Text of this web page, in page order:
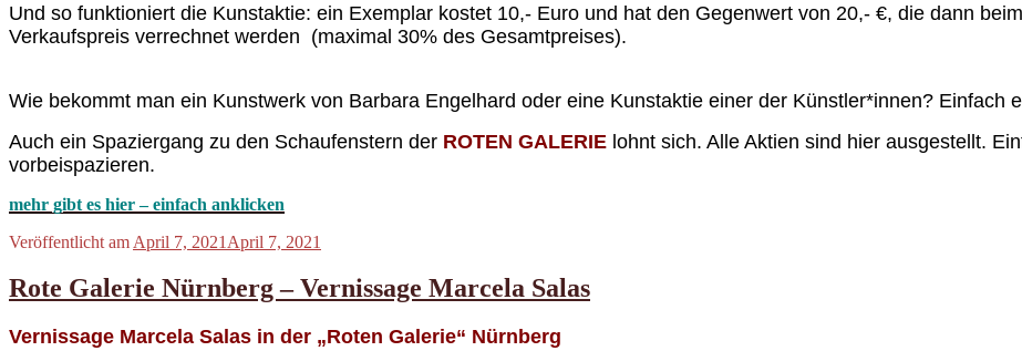
Und so funktioniert die Kunstaktie: ein Exemplar kostet 10,- Euro und hat den Gegenwert von 20,- €, die dann
Verkaufspreis verrechnet werden (maximal 30% des Gesamtpreises).
Wie bekommt man ein Kunstwerk von Barbara Engelhard oder eine Kunstaktie einer der Künstler*innen? Einfach
Auch ein Spaziergang zu den Schaufenstern der ROTEN GALERIE lohnt sich. Alle Aktien sind hier ausgestellt.
vorbeispazieren.
mehr gibt es hier – einfach anklicken
Veröffentlicht am April 7, 2021 April 7, 2021
Rote Galerie Nürnberg – Vernissage Marcela Salas
Vernissage Marcela Salas in der „Roten Galerie“ Nürnberg